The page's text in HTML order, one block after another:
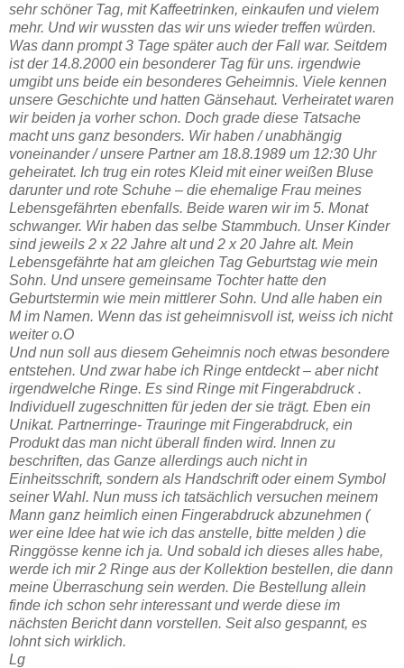
sehr schöner Tag, mit Kaffeetrinken, einkaufen und vielem
mehr. Und wir wussten das wir uns wieder treffen würden.
Was dann prompt 3 Tage später auch der Fall war. Seitdem
ist der 14.8.2000 ein besonderer Tag für uns. irgendwie
umgibt uns beide ein besonderes Geheimnis. Viele kennen
unsere Geschichte und hatten Gänsehaut. Verheiratet waren
wir beiden ja vorher schon. Doch grade diese Tatsache
macht uns ganz besonders. Wir haben / unabhängig
voneinander / unsere Partner am 18.8.1989 um 12:30 Uhr
geheiratet. Ich trug ein rotes Kleid mit einer weißen Bluse
darunter und rote Schuhe – die ehemalige Frau meines
Lebensgefährten ebenfalls. Beide waren wir im 5. Monat
schwanger. Wir haben das selbe Stammbuch. Unser Kinder
sind jeweils 2 x 22 Jahre alt und 2 x 20 Jahre alt. Mein
Lebensgefährte hat am gleichen Tag Geburtstag wie mein
Sohn. Und unsere gemeinsame Tochter hatte den
Geburtstermin wie mein mittlerer Sohn. Und alle haben ein
M im Namen. Wenn das ist geheimnisvoll ist, weiss ich nicht
weiter o.O
Und nun soll aus diesem Geheimnis noch etwas besondere
entstehen. Und zwar habe ich Ringe entdeckt – aber nicht
irgendwelche Ringe. Es sind Ringe mit Fingerabdruck .
Individuell zugeschnitten für jeden der sie trägt. Eben ein
Unikat. Partnerringe- Trauringe mit Fingerabdruck, ein
Produkt das man nicht überall finden wird. Innen zu
beschriften, das Ganze allerdings auch nicht in
Einheitsschrift, sondern als Handschrift oder einem Symbol
seiner Wahl. Nun muss ich tatsächlich versuchen meinem
Mann ganz heimlich einen Fingerabdruck abzunehmen (
wer eine Idee hat wie ich das anstelle, bitte melden ) die
Ringgösse kenne ich ja. Und sobald ich dieses alles habe,
werde ich mir 2 Ringe aus der Kollektion bestellen, die dann
meine Überraschung sein werden. Die Bestellung allein
finde ich schon sehr interessant und werde diese im
nächsten Bericht dann vorstellen. Seit also gespannt, es
lohnt sich wirklich.
Lg